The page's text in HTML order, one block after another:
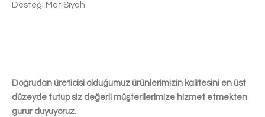
Desteği Mat Siyah
Doğrudan üreticisi olduğumuz ürünlerimizin kalitesini en üst
düzeyde tutup siz değerli müşterilerimize hizmet etmekten
gurur duyuyoruz.